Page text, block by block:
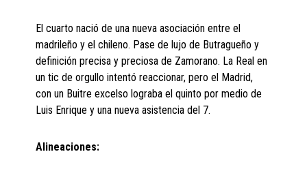
El cuarto nació de una nueva asociación entre el
madrileño y el chileno. Pase de lujo de Butragueño y
definición precisa y preciosa de Zamorano. La Real en
un tic de orgullo intentó reaccionar, pero el Madrid,
con un Buitre excelso lograba el quinto por medio de
Luis Enrique y una nueva asistencia del 7.
Alineaciones: